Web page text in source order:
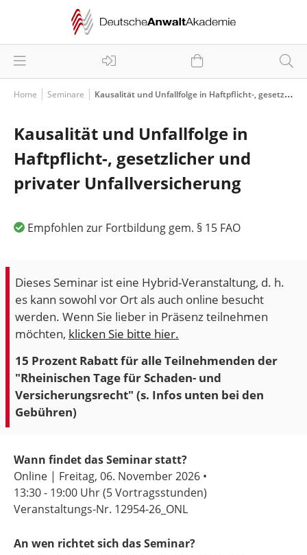
Home Seminare Kausalität und Unfallfolge in Haftpflicht-, gesetzlicher und privater Unfallversicherung
Kausalität und Unfallfolge in
Haftpflicht-, gesetzlicher und
privater Unfallversicherung
Empfohlen zur Fortbildung gem. § 15 FAO
Dieses Seminar ist eine Hybrid-Veranstaltung, d. h.
es kann sowohl vor Ort als auch online besucht
werden. Wenn Sie lieber in Präsenz teilnehmen
möchten, klicken Sie bitte hier.
15 Prozent Rabatt für alle Teilnehmenden der
"Rheinischen Tage für Schaden- und
Versicherungsrecht" (s. Infos unten bei den
Gebühren)
Wann findet das Seminar statt?
Online | Freitag, 06. November 2026 •
13:30 - 19:00 Uhr(5 Vortragsstunden)
Veranstaltungs-Nr. 12954-26_ONL
An wen richtet sich das Seminar?